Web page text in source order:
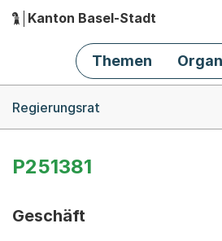
Hauptnavigation
Kanton Basel-Stadt
Themen
Regierungsrat
P251381
Geschäft